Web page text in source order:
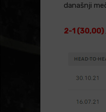
današnji
2-1 (30,00)